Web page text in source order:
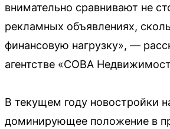
внимательно сравнивают не
рекламных объявлениях,
финансовую нагрузку», —
агентстве «СОВА
В текущем году новостройки
доминирующее положение в